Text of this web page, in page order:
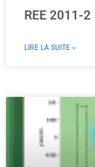
REE 2011-2
LIRE LA SUITE »